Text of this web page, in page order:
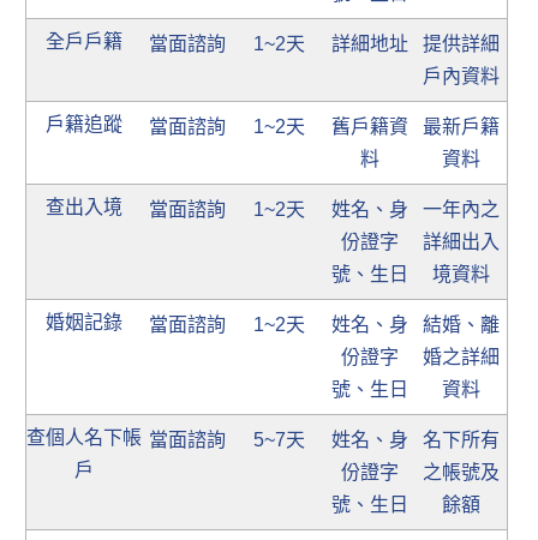
全戶戶籍 當面諮詢 1~2天 詳細地址
提供詳細
戶內資料
戶籍追蹤 當面諮詢 1~2天
舊戶籍資
料
最新戶籍
資料
查出入境 當面諮詢 1~2天
姓名、身
份證字
號、生日
一年內之
詳細出入
境資料
婚姻記錄 當面諮詢 1~2天
姓名、身
份證字
號、生日
結婚、離
婚之詳細
資料
查個人名下帳
戶
當面諮詢 5~7天
姓名、身
份證字
號、生日
名下所有
之帳號及
餘額